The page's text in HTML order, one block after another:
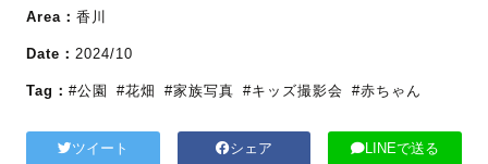
Area： 香川
Date： 2024/10
Tag： #公園 #花畑 #家族写真 #キッズ撮影会 #赤ちゃん
ツイート シェア LINEで送る